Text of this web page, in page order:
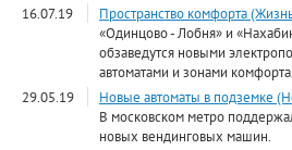
16.07.19
Пространство комфорта
«Одинцово - Лобня» и
обзаведутся новыми
автоматами и зонами комфорта.
29.05.19
Новые автоматы в подземке
В московском метро
новых вендинговых машин.